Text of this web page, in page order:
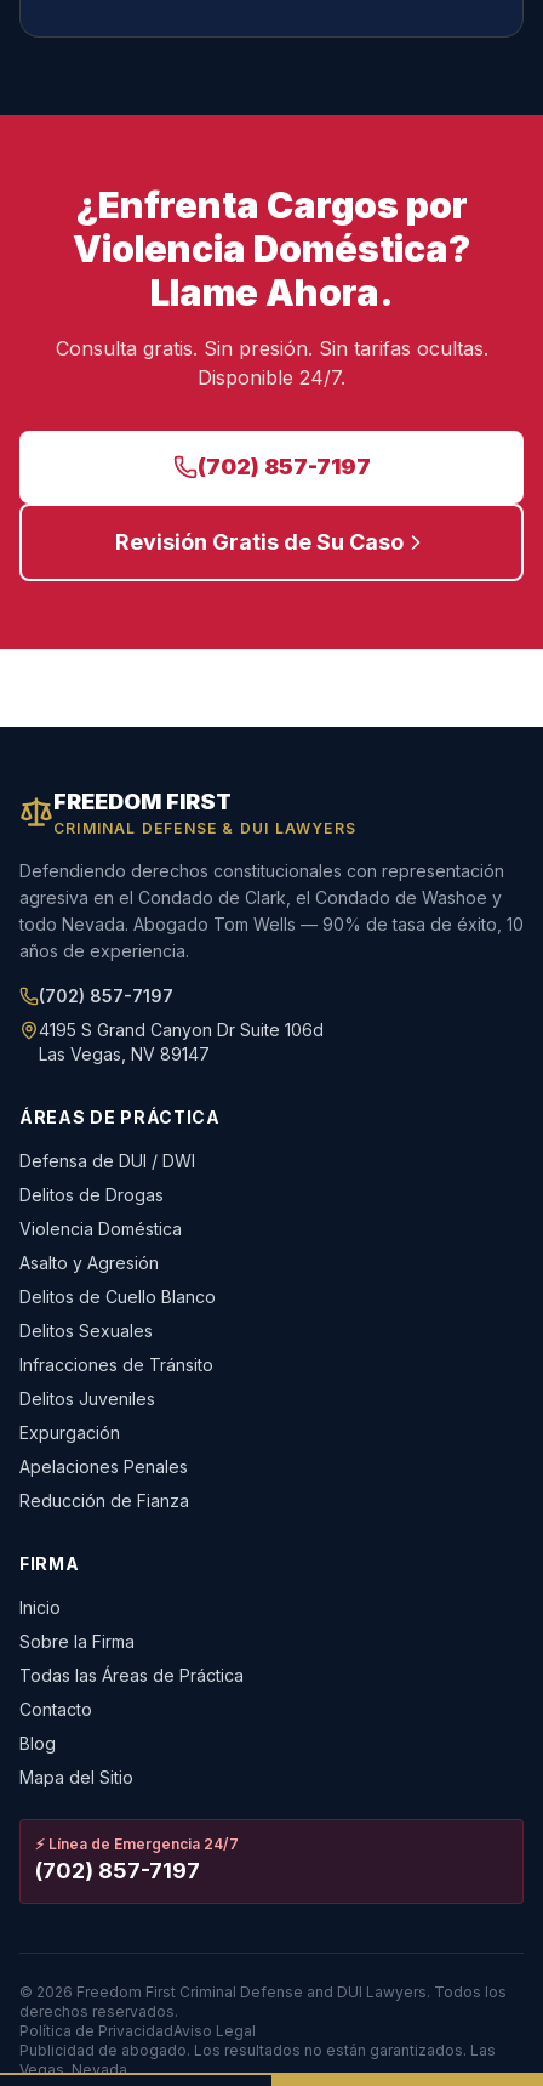
¿Enfrenta Cargos por
Violencia Doméstica?
Llame Ahora.
Consulta gratis. Sin presión. Sin tarifas ocultas.
Disponible 24/7.
(702) 857-7197
Revisión Gratis de Su Caso
FREEDOM FIRST
CRIMINAL DEFENSE & DUI LAWYERS
Defendiendo derechos constitucionales con representación
agresiva en el Condado de Clark, el Condado de Washoe y
todo Nevada. Abogado Tom Wells — 90% de tasa de éxito, 10
años de experiencia.
(702) 857-7197
4195 S Grand Canyon Dr Suite 106d
Las Vegas, NV 89147
ÁREAS DE PRÁCTICA
Defensa de DUI / DWI
Delitos de Drogas
Violencia Doméstica
Asalto y Agresión
Delitos de Cuello Blanco
Delitos Sexuales
Infracciones de Tránsito
Delitos Juveniles
Expurgación
Apelaciones Penales
Reducción de Fianza
FIRMA
Inicio
Sobre la Firma
Todas las Áreas de Práctica
Contacto
Blog
Mapa del Sitio
⚡ Línea de Emergencia 24/7
(702) 857-7197
© 2026 Freedom First Criminal Defense and DUI Lawyers. Todos los
derechos reservados.
Política de PrivacidadAviso Legal
Publicidad de abogado. Los resultados no están garantizados. Las
Vegas, Nevada.